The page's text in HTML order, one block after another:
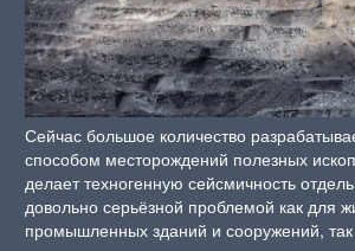
Сейчас большое количество
способом месторождений полезных
делает техногенную сейсмичность
довольно серьёзной проблемой как для
промышленных зданий и сооружений,